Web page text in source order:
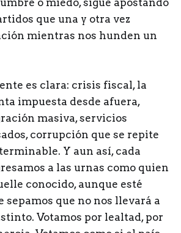
o miedo, sigue apostando
que una y otra vez
mientras nos hunden un
es clara: crisis fiscal, la
impuesta desde afuera,
masiva, servicios
corrupción que se repite
Y aun así, cada
a las urnas como quien
conocido, aunque esté
sepamos que no nos llevará a
Votamos por lealtad, por